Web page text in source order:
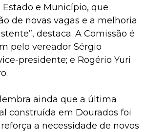
e Município, que
de novas vagas e a melhoria
destaca. A Comissão é
pelo vereador Sérgio
presidente; e Rogério Yuri
ainda que a última
construída em Dourados foi
a necessidade de novos